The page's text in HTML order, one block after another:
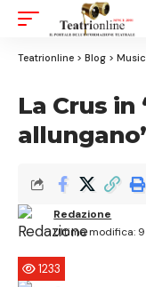
Teatrionline > Blog >
La Crus
Ultima modifica:
Redazione
1233